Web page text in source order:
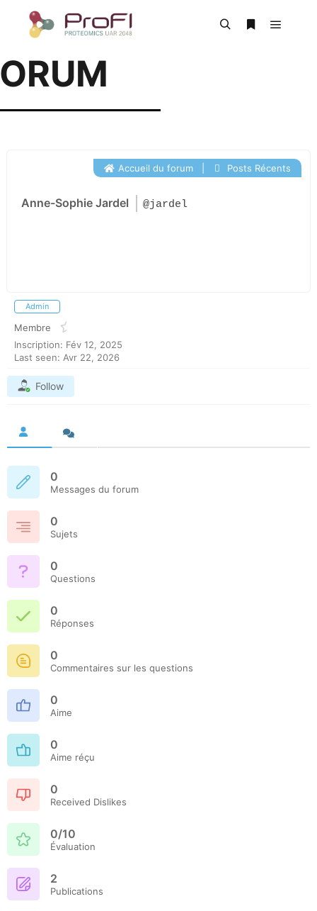
Anne-Sophie Jardel @jardel
Accueil du forum| Posts Récents
Admin
Membre
Inscription: Fév 12, 2025
Last seen: Avr 22, 2026
Follow
0
Messages du forum
0
Sujets
0
Questions
0
Réponses
0
Commentaires sur les questions
0
Aime
0
Aime réçu
0
Received Dislikes
0/10
Évaluation
2
Publications